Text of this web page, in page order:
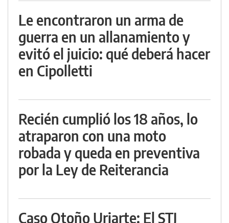
Le encontraron un arma de
guerra en un allanamiento y
evitó el juicio: qué deberá hacer
en Cipolletti
Recién cumplió los 18 años, lo
atraparon con una moto
robada y queda en preventiva
por la Ley de Reiterancia
Caso Otoño Uriarte: El STJ